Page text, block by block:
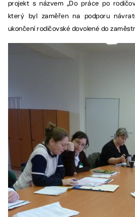
projekt s názvem „Do práce po
který byl zaměřen na podporu
ukončení rodičovské dovolené do